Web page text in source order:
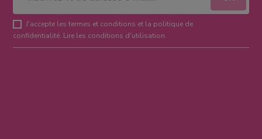
J'accepte les termes et conditions et la politique de
confidentialité. Lire les conditions d'utilisation.